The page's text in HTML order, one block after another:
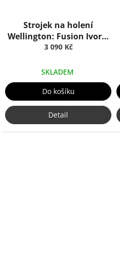
Strojek na holení
Wellington: Fusion Ivory,
Truefitt & Hill
3 090 Kč
SKLADEM
Do košíku
Detail